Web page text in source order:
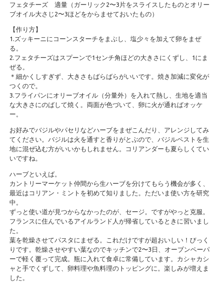
フェタチーズ 適量（ガーリック2〜3片をスライスしたものとオリー
ブオイル大さじ2〜3ほどをからませておいたもの）
【作り方】
1.ズッキーニにコーンスターチをまぶし、塩少々を加えて卵をまぜ
る。
2.フェタチーズはスプーンで1センチ角ほどの大きさにくずし、1にま
ぜる。
＊細かくしすぎず、大きさもばらばらがいいです。焼き加減に変化が
つくので。
3.フライパンにオリーブオイル（分量外）を入れて熱し、生地を適当
な大きさにのばして焼く。両面が色づいて、卵に火が通ればオッケ
ー。
お好みでバジルやパセリなどハーブをまぜこんだり、アレンジしてみ
てください。バジルは火を通すと香りがとぶので、バジルペストを生
地に混ぜ込む方がいいかもしれません。コリアンダーも夏らしくてい
いですね。
ハーブといえば。
カントリーマーケット仲間から生ハーブを分けてもらう機会が多く、
最近はコリアン・ミントを初めて知りました。ただいま使い方を研究
中。
ずっと使い道が見つからなかったのが、セージ。ですがやっと克服。
フランスに住んでいるアイルランド人が帰省しているときに習いまし
た。
葉を乾燥させてパスタにまぜる。これだけですが超おいしい！びっく
りです。乾燥させやすい葉なのでキッチンで2〜3日、オーブンペーパ
ーで軽く覆って完成。瓶に入れて食卓に常備しています。カシャカシ
ャと手でくずして、卵料理や魚料理のトッピングに。楽しみが増えま
した。